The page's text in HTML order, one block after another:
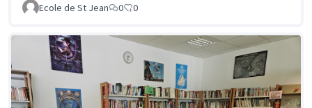
Ecole de St Jean
0 0